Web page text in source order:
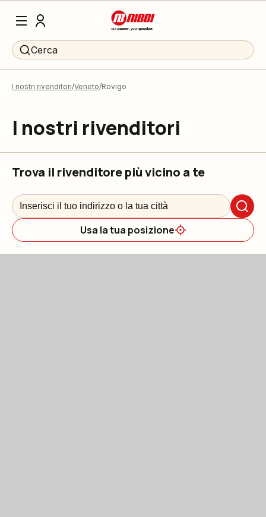
Cerca
I nostri rivenditori Veneto Rovigo
I nostri rivenditori
Trova il rivenditore più vicino a te
Usa la tua posizione